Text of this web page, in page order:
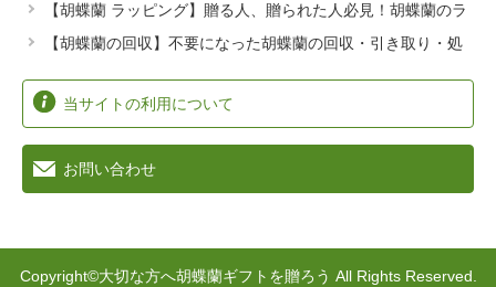
長崎県
【胡蝶蘭 ラッピング】贈る人、贈られた人必見！胡蝶蘭のラ
ッピングはどうするの？
【胡蝶蘭の回収】不要になった胡蝶蘭の回収・引き取り・処
当サイトの利用について
お問い合わせ
Copyright©大切な方へ胡蝶蘭ギフトを贈ろう All Rights Reserved.